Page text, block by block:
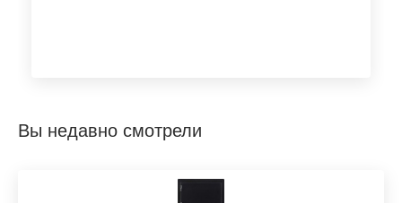
Вы недавно смотрели